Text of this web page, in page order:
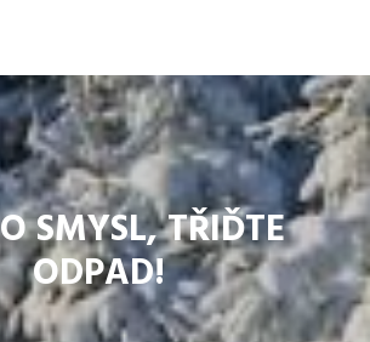
SMYSL, TŘIĎTE
ODPAD!